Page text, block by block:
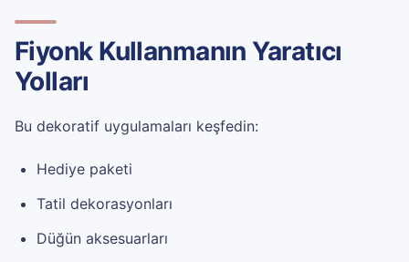
Fiyonk Kullanmanın Yaratıcı
Yolları
Bu dekoratif uygulamaları keşfedin:
Hediye paketi
Tatil dekorasyonları
Düğün aksesuarları